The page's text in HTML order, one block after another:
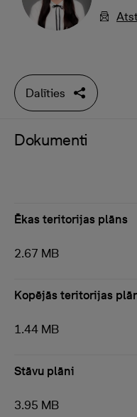
Dalīties
Dokumenti
Ēkas teritorijas plāns
2.67 MB
Kopējās teritorijas
1.44 MB
Stāvu plāni
3.95 MB